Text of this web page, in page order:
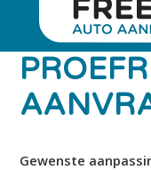
Gewenste